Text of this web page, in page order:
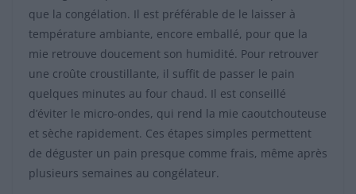
que la congélation. Il est préférable de le laisser à
température ambiante, encore emballé, pour que la
mie retrouve doucement son humidité. Pour retrouver
une croûte croustillante, il suffit de passer le pain
quelques minutes au four chaud. Il est conseillé
d’éviter le micro-ondes, qui rend la mie caoutchouteuse
et sèche rapidement. Ces étapes simples permettent
de déguster un pain presque comme frais, même après
plusieurs semaines au congélateur.